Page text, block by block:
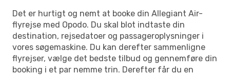
Det er hurtigt og nemt at booke din Allegiant Air-
flyrejse med Opodo. Du skal blot indtaste din
destination, rejsedatoer og passageroplysninger i
vores søgemaskine. Du kan derefter sammenligne
flyrejser, vælge det bedste tilbud og gennemføre din
booking i et par nemme trin. Derefter får du en